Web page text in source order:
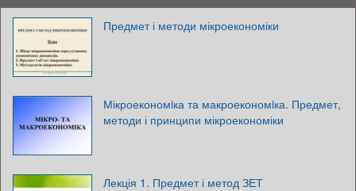
Предмет і методи мікроекономіки
Мікроекономiка та макроекономiка. Предмет,
методи і принципи мікроекономіки
Лекція 1. Предмет і метод ЗЕТ